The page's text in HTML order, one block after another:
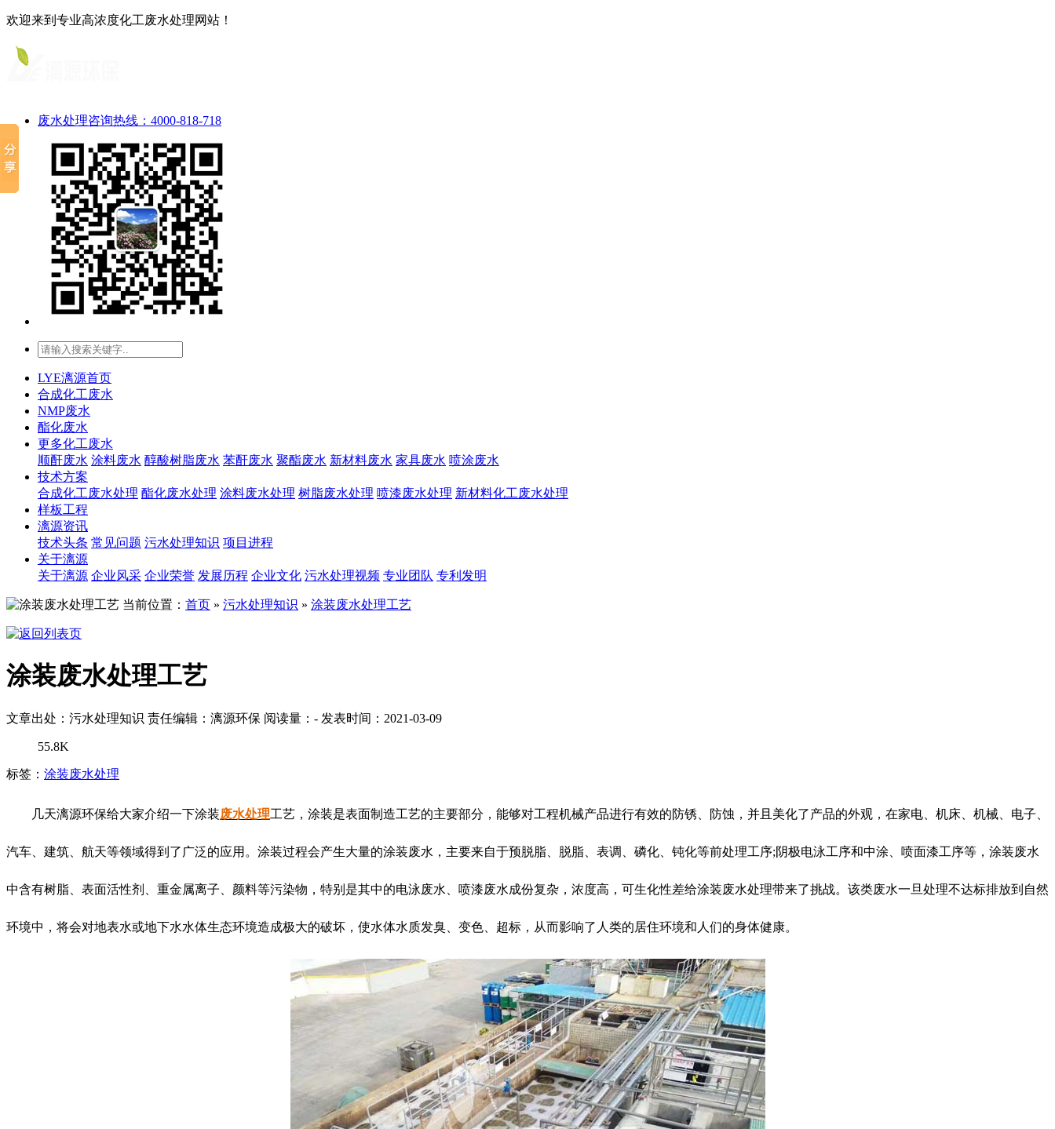
欢迎来到专业高浓度化工废水处理网站！
废水处理咨询热线：4000-818-718
LYE漓源首页
合成化工废水
NMP废水
酯化废水
更多化工废水
顺酐废水 涂料废水 醇酸树脂废水 苯酐废水 聚酯废水 新材料废水 家具废水 喷涂废水
技术方案
合成化工废水处理 酯化废水处理 涂料废水处理 树脂废水处理 喷漆废水处理 新材料化工废水处理
样板工程
漓源资讯
技术头条 常见问题 污水处理知识 项目进程
关于漓源
关于漓源 企业风采 企业荣誉 发展历程 企业文化 污水处理视频 专业团队 专利发明
当前位置： 首页 » 污水处理知识 » 涂装废水处理工艺
涂装废水处理工艺
文章出处：污水处理知识 责任编辑：漓源环保 阅读量： - 发表时间：2021-03-09
55.8K
标签： 涂装废水处理
几天漓源环保给大家介绍一下涂装废水处理工艺，涂装是表面制造工艺的主要部分，能够对工程机械产品进行有效的防锈、防蚀，并且美化了产品的外观，在家电、机床、机械、电子、
汽车、建筑、航天等领域得到了广泛的应用。涂装过程会产生大量的涂装废水，主要来自于预脱脂、脱脂、表调、磷化、钝化等前处理工序;阴极电泳工序和中涂、喷面漆工序等，涂装废水
中含有树脂、表面活性剂、重金属离子、颜料等污染物，特别是其中的电泳废水、喷漆废水成份复杂，浓度高，可生化性差给涂装废水处理带来了挑战。该类废水一旦处理不达标排放到自然
环境中，将会对地表水或地下水水体生态环境造成极大的破坏，使水体水质发臭、变色、超标，从而影响了人类的居住环境和人们的身体健康。